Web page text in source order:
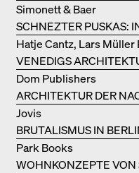
SCHNEZTER PUSKAS:
DRITTEN GENERATION
Simonett & Baer
VENEDIGS
ELEMENTEN UND DIE
REALITÄT
Hatje Cantz, Lars
ARCHITEKTUR DER
IN VENEDIG
Dom Publishers
BRUTALISMUS IN
Jovis
WOHNKONZEPTE VON
Park Books